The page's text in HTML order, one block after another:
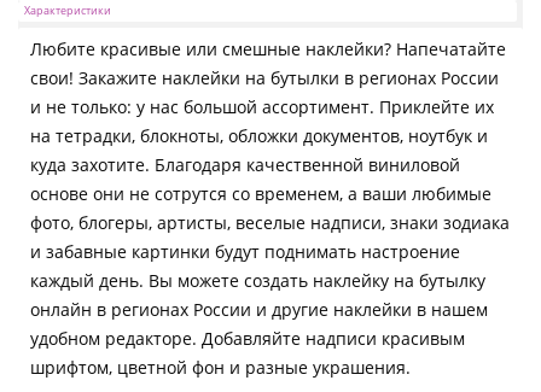
Характеристики
Любите красивые или смешные наклейки? Напечатайте
свои! Закажите наклейки на бутылки в регионах России
и не только: у нас большой ассортимент. Приклейте их
на тетрадки, блокноты, обложки документов, ноутбук и
куда захотите. Благодаря качественной виниловой
основе они не сотрутся со временем, а ваши любимые
фото, блогеры, артисты, веселые надписи, знаки зодиака
и забавные картинки будут поднимать настроение
каждый день. Вы можете создать наклейку на бутылку
онлайн в регионах России и другие наклейки в нашем
удобном редакторе. Добавляйте надписи красивым
шрифтом, цветной фон и разные украшения.